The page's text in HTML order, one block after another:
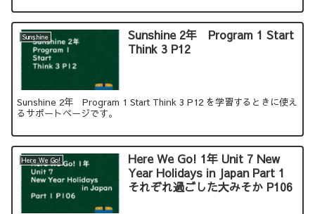
Sunshine
Sunshine 2年 Program 1 Start
Think 3 P12
Sunshine 2年 Program 1 Start Think 3 P12 を学習するときに使え
るサポートページです。
Here We Go!
Here We Go! 1年 Unit 7 New
Year Holidays in Japan Part 1
それぞれ過ごした大みそか P106